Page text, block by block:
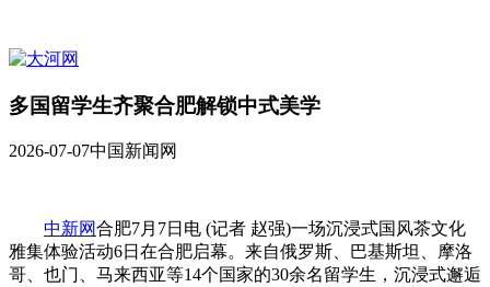
多国留学生齐聚合肥解锁中式美学
2026-07-07中国新闻网
中新网合肥7月7日电 (记者 赵强)一场沉浸式国风茶文化
雅集体验活动6日在合肥启幕。来自俄罗斯、巴基斯坦、摩洛
哥、也门、马来西亚等14个国家的30余名留学生，沉浸式邂逅